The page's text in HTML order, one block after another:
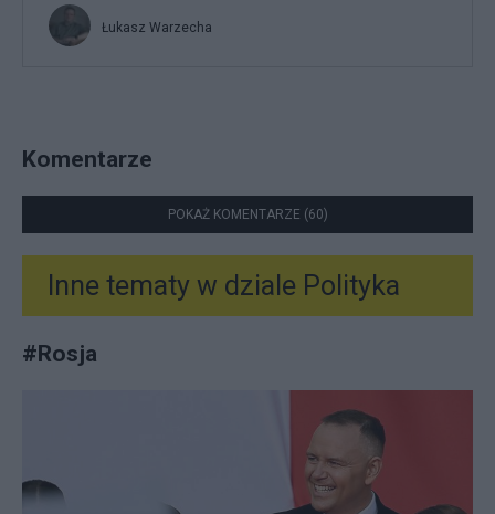
Łukasz Warzecha
Komentarze
POKAŻ KOMENTARZE (60)
Inne tematy w dziale Polityka
#Rosja